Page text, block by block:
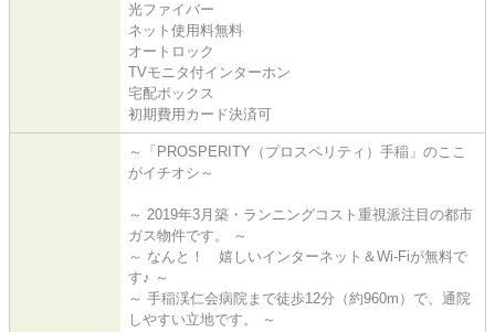
光ファイバー
ネット使用料無料
オートロック
TVモニタ付インターホン
宅配ボックス
初期費用カード決済可
～「PROSPERITY（プロスペリティ）手稲」のここ
がイチオシ～
～ 2019年3月築・ランニングコスト重視派注目の都市
ガス物件です。 ～
～ なんと！ 嬉しいインターネット＆Wi-Fiが無料で
す♪ ～
～ 手稲渓仁会病院まで徒歩12分（約960m）で、通院
しやすい立地です。 ～